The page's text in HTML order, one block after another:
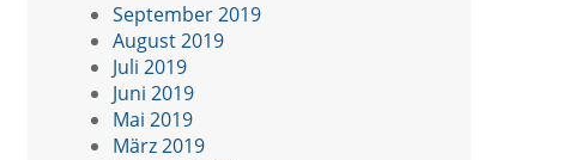
September 2019
August 2019
Juli 2019
Juni 2019
Mai 2019
März 2019